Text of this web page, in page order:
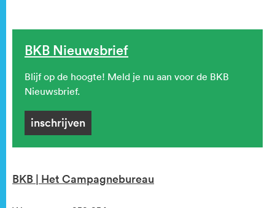
BKB Nieuwsbrief
Blijf op de hoogte! Meld je nu aan voor de BKB
Nieuwsbrief.
inschrijven
BKB | Het Campagnebureau